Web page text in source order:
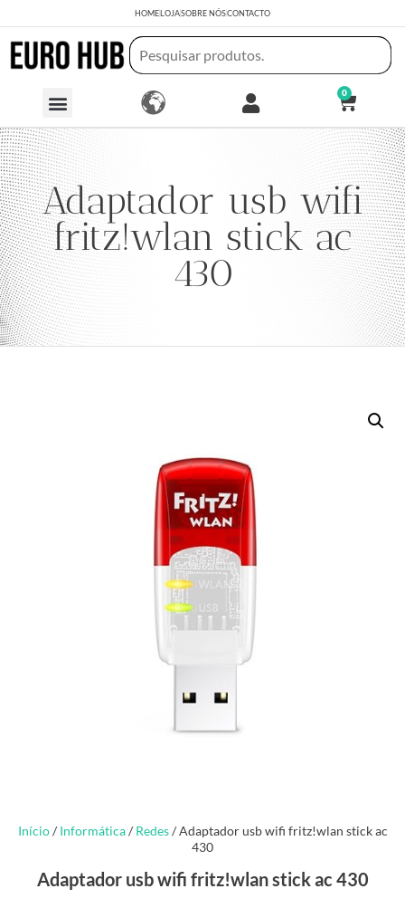
HOMELOJASOBRE NÓSCONTACTO
0
Adaptador usb wifi
fritz!wlan stick ac
430
Início/ Informática/ Redes/ Adaptador usb wifi fritz!wlan stick ac
430
Adaptador usb wifi fritz!wlan stick ac 430